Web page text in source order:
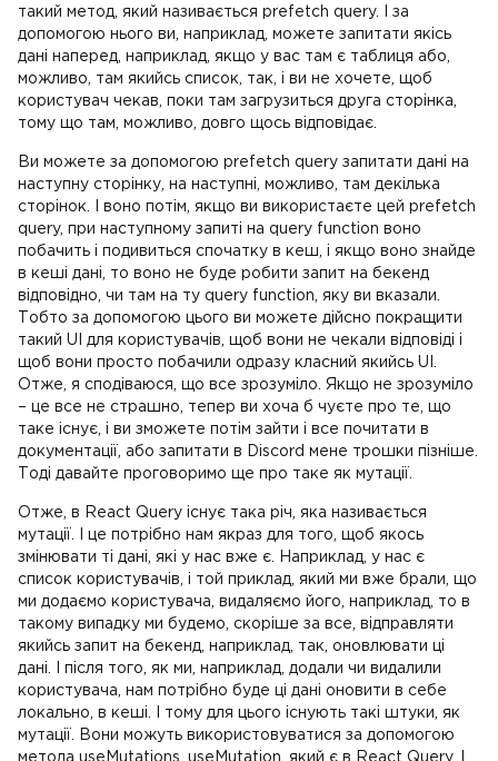
такий метод, який називається prefetch query. І за
допомогою нього ви, наприклад, можете запитати якісь
дані наперед, наприклад, якщо у вас там є таблиця або,
можливо, там якийсь список, так, і ви не хочете, щоб
користувач чекав, поки там загрузиться друга сторінка,
тому що там, можливо, довго щось відповідає.
Ви можете за допомогою prefetch query запитати дані на
наступну сторінку, на наступні, можливо, там декілька
сторінок. І воно потім, якщо ви використаєте цей prefetch
query, при наступному запиті на query function воно
побачить і подивиться спочатку в кеш, і якщо воно знайде
в кеші дані, то воно не буде робити запит на бекенд
відповідно, чи там на ту query function, яку ви вказали.
Тобто за допомогою цього ви можете дійсно покращити
такий UI для користувачів, щоб вони не чекали відповіді і
щоб вони просто побачили одразу класний якийсь UI.
Отже, я сподіваюся, що все зрозуміло. Якщо не зрозуміло
– це все не страшно, тепер ви хоча б чуєте про те, що
таке існує, і ви зможете потім зайти і все почитати в
документації, або запитати в Discord мене трошки пізніше.
Тоді давайте проговоримо ще про таке як мутації.
Отже, в React Query існує така річ, яка називається
мутації. І це потрібно нам якраз для того, щоб якось
змінювати ті дані, які у нас вже є. Наприклад, у нас є
список користувачів, і той приклад, який ми вже брали, що
ми додаємо користувача, видаляємо його, наприклад, то в
такому випадку ми будемо, скоріше за все, відправляти
якийсь запит на бекенд, наприклад, так, оновлювати ці
дані. І після того, як ми, наприклад, додали чи видалили
користувача, нам потрібно буде ці дані оновити в себе
локально, в кеші. І тому для цього існують такі штуки, як
мутації. Вони можуть використовуватися за допомогою
метода useMutations, useMutation, який є в React Query. І